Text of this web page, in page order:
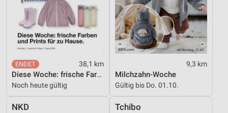
38,1 km
Diese Woche: frische Farben und Prints für zu Hause.
Noch heute gültig
9,3 km
Milchzahn-Woche
Gültig bis Do. 01.10.
NKD Tchibo
Nicht-IAB-Verarbeitungszwecke:
Notwendig
Performance
Funktional
Werbung